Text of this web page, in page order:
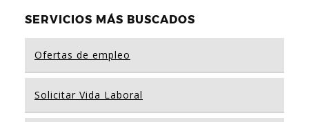
SERVICIOS MÁS BUSCADOS
Ofertas de empleo
Solicitar Vida Laboral